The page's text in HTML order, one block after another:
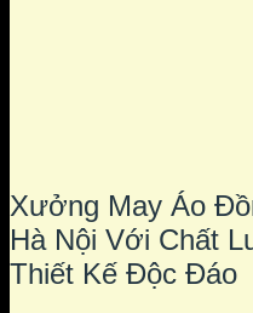
Xưởng May Áo
Hà Nội Với Chất
Thiết Kế Độc Đáo